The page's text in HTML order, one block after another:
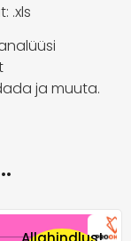
.xls
ja muuta.